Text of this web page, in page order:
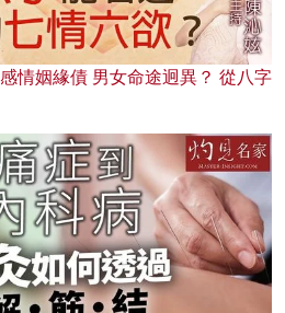
情姻緣債 男女命途迥異？ 從八字